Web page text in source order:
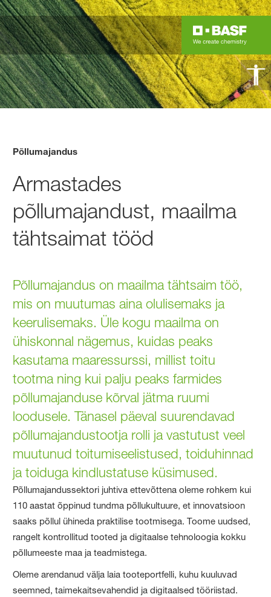
Põllumajandus
Armastades
põllumajandust, maailma
tähtsaimat tööd
Põllumajandus on maailma tähtsaim töö,
mis on muutumas aina olulisemaks ja
keerulisemaks. Üle kogu maailma on
ühiskonnal nägemus, kuidas peaks
kasutama maaressurssi, millist toitu
tootma ning kui palju peaks farmides
põllumajanduse kõrval jätma ruumi
loodusele. Tänasel päeval suurendavad
põllumajandustootja rolli ja vastutust veel
muutunud toitumiseelistused, toiduhinnad
ja toiduga kindlustatuse küsimused.
Põllumajandussektori juhtiva ettevõttena oleme rohkem kui
110 aastat õppinud tundma põllukultuure, et innovatsioon
saaks põllul ühineda praktilise tootmisega. Toome uudsed,
rangelt kontrollitud tooted ja digitaalse tehnoloogia kokku
põllumeeste maa ja teadmistega.
Oleme arendanud välja laia tooteportfelli, kuhu kuuluvad
seemned, taimekaitsevahendid ja digitaalsed tööriistad.